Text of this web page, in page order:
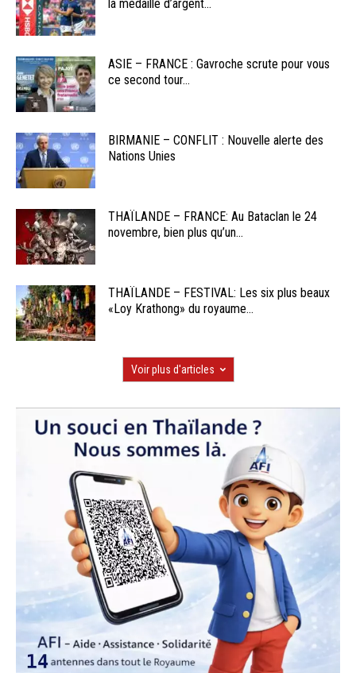
la médaille d’argent...
ASIE – FRANCE : Gavroche scrute pour vous
ce second tour...
BIRMANIE – CONFLIT : Nouvelle alerte des
Nations Unies
THAÏLANDE – FRANCE: Au Bataclan le 24
novembre, bien plus qu’un...
THAÏLANDE – FESTIVAL: Les six plus beaux
«Loy Krathong» du royaume...
Voir plus d'articles